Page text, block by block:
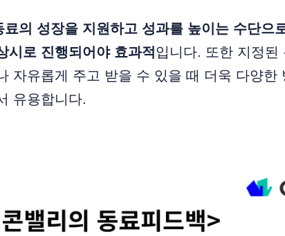
의 성장을 지원하고 성과를 높이는 수단으
시로 진행되어야 효과적입니다. 또한 지정된
자유롭게 주고 받을 수 있을 때 더욱 다양한
유용합니다.